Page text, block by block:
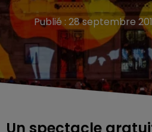
Publié : 28 septembre
Un spectacle